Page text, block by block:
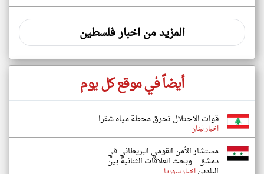
المزيد من اخبار فلسطين
أيضاً في موقع كل يوم
قوات الاحتلال تحرق محطة مياه شقرا
اخبار لبنان
مستشار الأمن القومي البريطاني في
دمشق...وبحث العلاقات الثنائية بين